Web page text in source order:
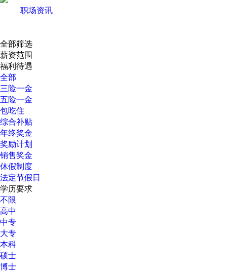
职场资讯
全部筛选
薪资范围
福利待遇
全部
三险一金
五险一金
包吃住
综合补贴
年终奖金
奖励计划
销售奖金
休假制度
法定节假日
学历要求
不限
高中
中专
大专
本科
硕士
博士